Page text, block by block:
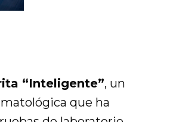
“Inteligente”, un
que ha